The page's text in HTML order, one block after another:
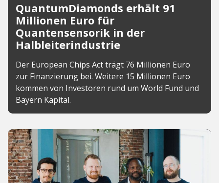
QuantumDiamonds erhält 91
Millionen Euro für
Quantensensorik in der
Halbleiterindustrie
Der European Chips Act trägt 76 Millionen Euro
zur Finanzierung bei. Weitere 15 Millionen Euro
kommen von Investoren rund um World Fund und
Bayern Kapital.